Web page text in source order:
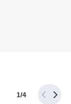
1/4